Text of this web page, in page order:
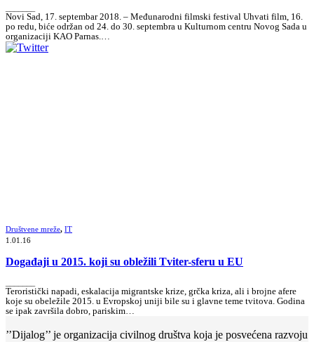
Novi Sad, 17. septembar 2018. – Međunarodni filmski festival Uhvati film, 16.
po redu, biće održan od 24. do 30. septembra u Kulturnom centru Novog Sada u
organizaciji KAO Parnas.…
Društvene mreže, IT
1.01.16
Događaji u 2015. koji su obležili Tviter-sferu u EU
Teroristički napadi, eskalacija migrantske krize, grčka kriza, ali i brojne afere
koje su obeležile 2015. u Evropskoj uniji bile su i glavne teme tvitova. Godina
se ipak završila dobro, pariskim…
’’Dijalog’’ je organizacija civilnog društva koja je posvećena razvoju